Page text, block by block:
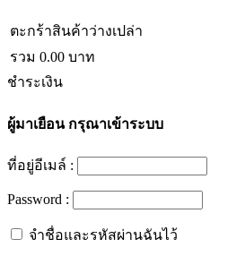
ตะกร้าสินค้าว่างเปล่า
รวม 0.00 บาท
ชำระเงิน
ผู้มาเยือนกรุณาเข้าระบบ
ที่อยู่อีเมล์ :
Password :
จำชื่อและรหัสผ่านฉันไว้